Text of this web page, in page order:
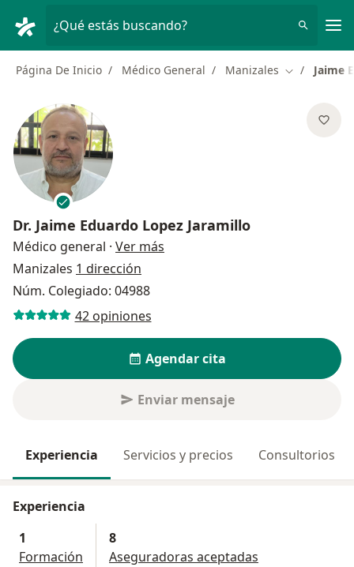
¿Qué estás buscando?
Página De Inicio Médico General Manizales Cambiar de
Jaime
Dr. Jaime Eduardo Lopez Jaramillo
Médico general · Ver más
Manizales 1 dirección
Núm. Colegiado: 04988
42 opiniones
Agendar cita
Enviar mensaje
Experiencia Servicios y precios Consultorios
Experiencia
1
Formación
8
Aseguradoras aceptadas